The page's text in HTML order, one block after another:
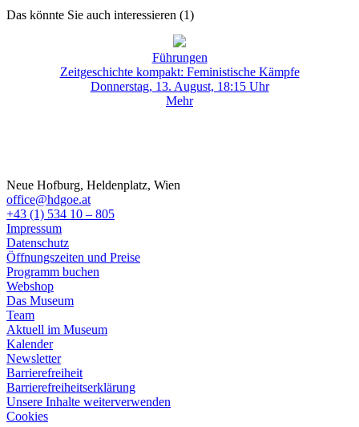
Das könnte Sie auch interessieren (1)
Führungen
Zeitgeschichte kompakt: Feministische Kämpfe
Donnerstag, 13. August, 18:15 Uhr
Mehr
Neue Hofburg, Heldenplatz, Wien
office@hdgoe.at
+43 (1) 534 10 – 805
Impressum
Datenschutz
Öffnungszeiten und Preise
Programm buchen
Webshop
Das Museum
Team
Aktuell im Museum
Kalender
Newsletter
Barrierefreiheit
Barrierefreiheitserklärung
Unsere Inhalte weiterverwenden
Cookies